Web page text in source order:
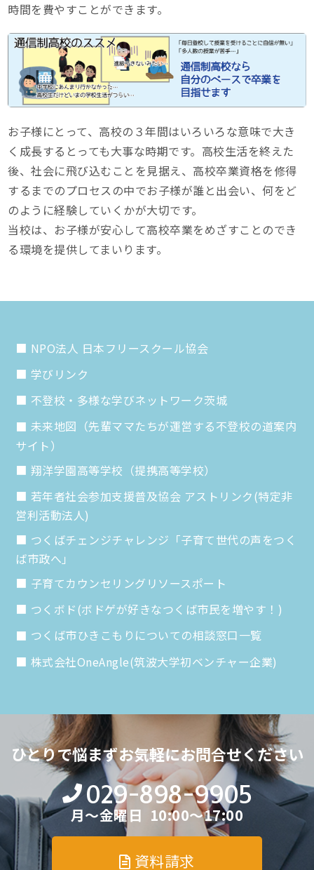
時間を費やすことができます。
お子様にとって、高校の３年間はいろいろな意味で大き
く成長するとっても大事な時期です。高校生活を終えた
後、社会に飛び込むことを見据え、高校卒業資格を修得
するまでのプロセスの中でお子様が誰と出会い、何をど
のように経験していくかが大切です。
当校は、お子様が安心して高校卒業をめざすことのでき
る環境を提供してまいります。
NPO法人 日本フリースクール協会
学びリンク
不登校・多様な学びネットワーク茨城
未来地図（先輩ママたちが運営する不登校の道案内
サイト）
翔洋学園高等学校（提携高等学校）
若年者社会参加支援普及協会 アストリンク(特定非
営利活動法人)
つくばチェンジチャレンジ「子育て世代の声をつく
ば市政へ」
子育てカウンセリングリソースポート
つくボド(ボドゲが好きなつくば市民を増やす！)
つくば市ひきこもりについての相談窓口一覧
株式会社OneAngle(筑波大学初ベンチャー企業)
ひとりで悩まずお気軽にお問合せください
029-898-9905
月～金曜日 10:00～17:00
資料請求